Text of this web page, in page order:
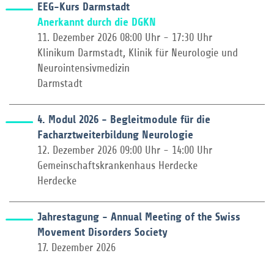
EEG-Kurs Darmstadt
Anerkannt durch die DGKN
11. Dezember 2026 08:00 Uhr - 17:30 Uhr
Klinikum Darmstadt, Klinik für Neurologie und
Neurointensivmedizin
Darmstadt
4. Modul 2026 - Begleitmodule für die
Facharztweiterbildung Neurologie
12. Dezember 2026 09:00 Uhr - 14:00 Uhr
Gemeinschaftskrankenhaus Herdecke
Herdecke
Jahrestagung - Annual Meeting of the Swiss
Movement Disorders Society
17. Dezember 2026